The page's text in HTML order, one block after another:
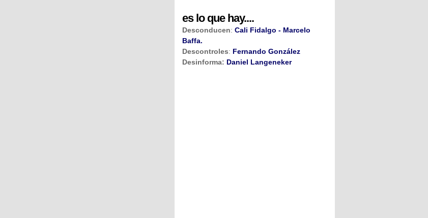
es lo que hay....
Desconducen: Cali Fidalgo - Marcelo
Baffa.
Descontroles: Fernando González
Desinforma: Daniel Langeneker